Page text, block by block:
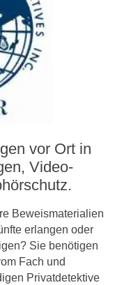
vor Ort in
Video­­
Beweismaterialien
erlangen oder
Sie benötigen
Fach und
Privatdetektive